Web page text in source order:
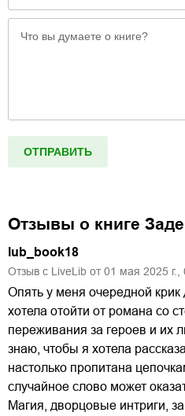
Отзывы о книге
lub_book18
Отзыв с LiveLib от 01 мая 2025 г.,
Опять у меня очередной
хотела отойти от романа со
переживания за героев и их
знаю, чтобы я хотела
настолько пропитана
случайное слово может
Магия, дворцовые интриги,